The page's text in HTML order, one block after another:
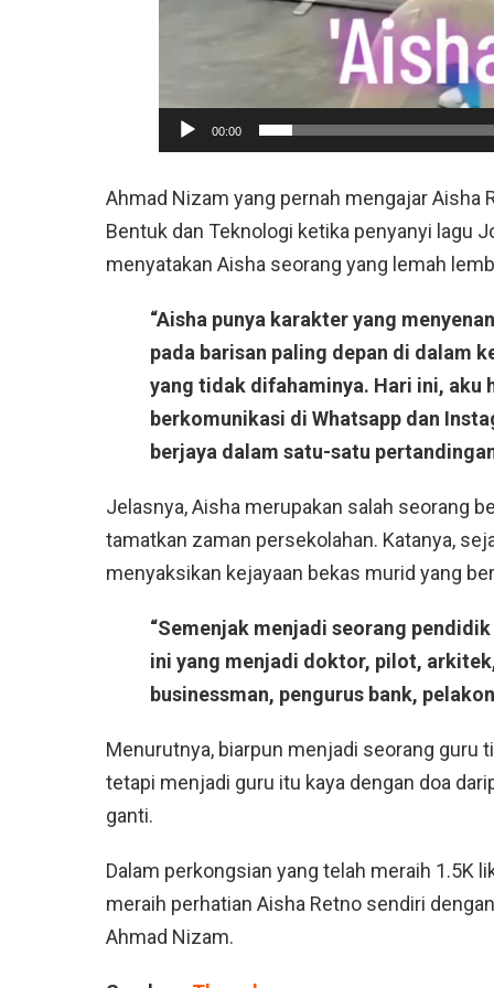
00:00
Ahmad Nizam yang pernah mengajar Aisha
Bentuk dan Teknologi ketika penyanyi lagu
menyatakan Aisha seorang yang lemah
“Aisha punya karakter yang
pada barisan paling depan di dalam
yang tidak difahaminya. Hari ini, aku
berkomunikasi di Whatsapp dan
berjaya dalam satu-satu
Jelasnya, Aisha merupakan salah seorang
tamatkan zaman persekolahan. Katanya,
menyaksikan kejayaan bekas murid yang
“Semenjak menjadi seorang
ini yang menjadi doktor, pilot,
businessman, pengurus bank,
Menurutnya, biarpun menjadi seorang guru
tetapi menjadi guru itu kaya dengan doa
ganti.
Dalam perkongsian yang telah meraih 1.5K
meraih perhatian Aisha Retno sendiri
Ahmad Nizam.